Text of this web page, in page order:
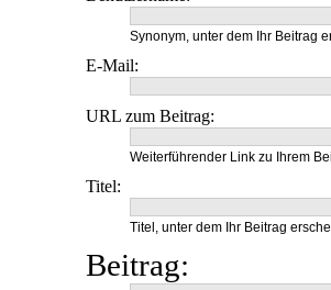
Synonym, unter dem Ihr Beitrag
E-Mail:
URL zum Beitrag:
Weiterführender Link zu Ihrem
Titel:
Titel, unter dem Ihr Beitrag
Beitrag: